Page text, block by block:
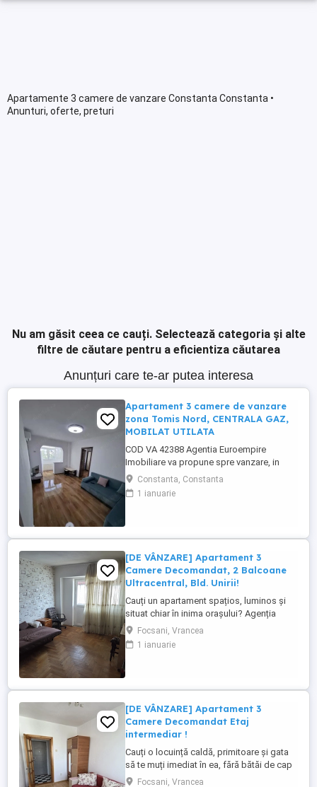
Apartamente 3 camere de vanzare Constanta Constanta •
Anunturi, oferte, preturi
Nu am găsit ceea ce cauți. Selectează categoria și alte
filtre de căutare pentru a eficientiza căutarea
Anunțuri care te-ar putea interesa
Apartament 3 camere de vanzare
zona Tomis Nord, CENTRALA GAZ,
MOBILAT UTILATA
COD VA 42388 Agentia Euroempire
Imobiliare va propune spre vanzare, in
Constanta, zona Tomis Nord, un
apartament cu 3 camere,
semidecomandat, cu suprafata utila de 55
parchet, termopan si usa metalica,
CENTRALA ...
Constanta, Constanta
1 ianuarie
[DE VÂNZARE] Apartament 3
Camere Decomandat, 2 Balcoane
Ultracentral, Bld. Unirii!
Cauți un apartament spațios, luminos și
situat chiar în inima orașului? Agenția
House Avantaj vă prezintă o oportunitate
excelentă de achiziție pe Bulevardul Unirii
din Focșani, ideală pentru o familie care
(Zonă ...
Focsani, Vrancea
1 ianuarie
[DE VÂNZARE] Apartament 3
Camere Decomandat Etaj
intermediar !
Cauți o locuință caldă, primitoare și gata
să te muți imediat în ea, fără bătăi de cap
cu șantierele? Agenția House Avantaj îți
Focsani, Vrancea